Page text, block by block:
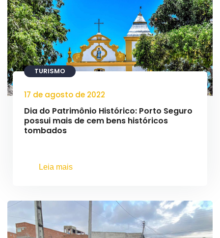
TURISMO
17 de agosto de 2022
Dia do Patrimônio Histórico: Porto Seguro
possui mais de cem bens históricos
tombados
Leia mais